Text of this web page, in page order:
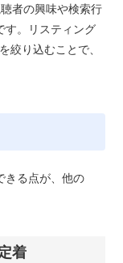
者の興味や検索行
す。リスティング
絞り込むことで、
きる点が、他の
着